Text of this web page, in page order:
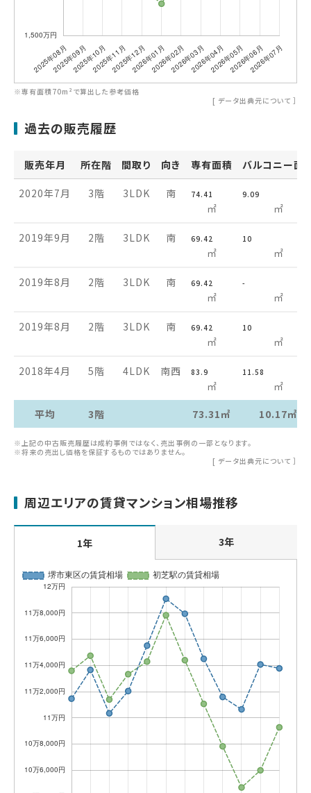
※専有面積70m²で算出した参考価格
[ データ出典元について ］
過去の販売履歴
販売年月 所在階 間取り 向き 専有面積 バルコニー面
2020年7月 3階 3LDK 南 74.41
㎡
9.09
㎡
2019年9月 2階 3LDK 南 69.42
㎡
10
㎡
2019年8月 2階 3LDK 南 69.42
㎡
-
㎡
2019年8月 2階 3LDK 南 69.42
㎡
10
㎡
2018年4月 5階 4LDK 南西 83.9
㎡
11.58
㎡
平均
3階 73.31㎡ 10.17㎡
※上記の中古販売履歴は成約事例ではなく、売出事例の一部となります。
※将来の売出し価格を保証するものではありません。
[ データ出典元について ］
周辺エリアの賃貸マンション相場推移
1年 3年